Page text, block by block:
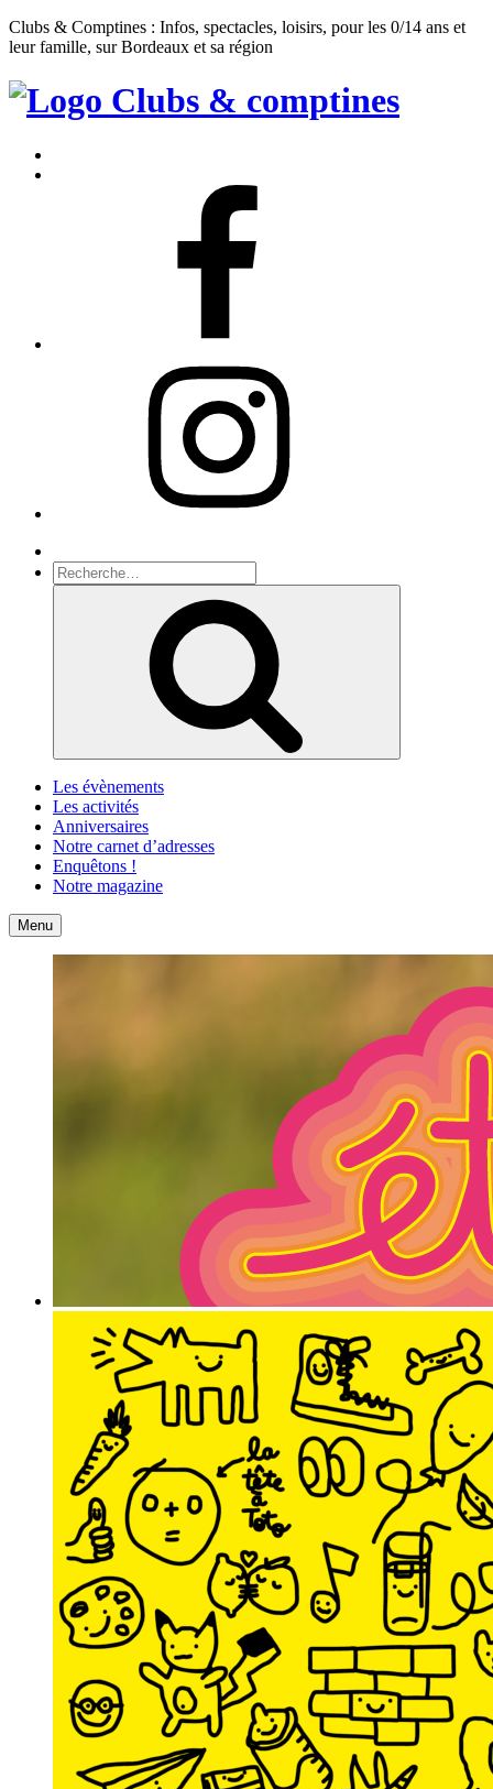
Clubs & Comptines : Infos, spectacles, loisirs, pour les 0/14 ans et
leur famille, sur Bordeaux et sa région
Clubs
Comptines
Recherche
pour
Les évènements
Les activités
Anniversaires
Notre carnet d’adresses
Enquêtons !
Notre magazine
Accueil
Menu Contact